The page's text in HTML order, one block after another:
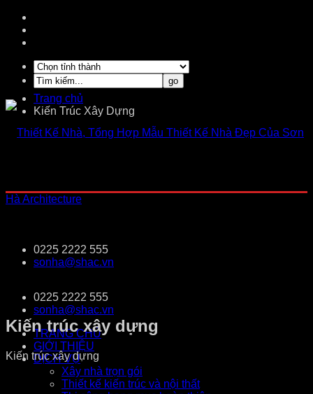
0225 2222 555
sonha@shac.vn
0225 2222 555
sonha@shac.vn
TRANG CHỦ
GIỚI THIỆU
DỊCH VỤ
Xây nhà trọn gói
Thiết kế kiến trúc và nội thất
Trang chủ
Kiến Trúc Xây Dựng
Kiến trúc xây dựng
Kiến trúc xây dựng